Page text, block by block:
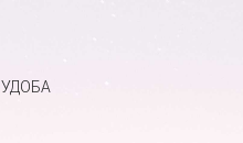
УДОБА